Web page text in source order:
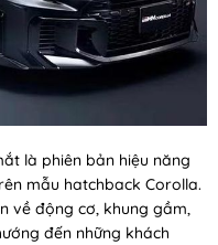
là phiên bản hiệu năng
mẫu hatchback Corolla.
về động cơ, khung gầm,
đến những khách